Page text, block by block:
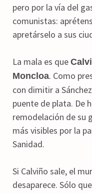
pero por la vía del
comunistas:
apretárselo a sus
La mala es que
Moncloa. Como
con dimitir a
puente de plata. De
remodelación de su
más visibles por la
Sanidad.
Si Calviño sale, el
desaparece. Sólo